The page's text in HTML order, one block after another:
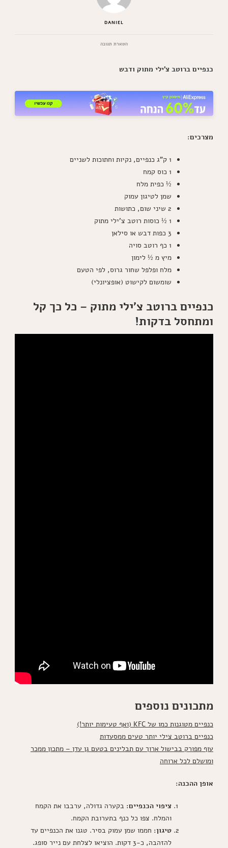
DANIEL
השארת תגובהבנושא
כנפיים ברוטב צ'ילי מתוק ודבש
מצרכים:
1 ק"ג כנפיים, נקיות וחתוכות לשניים
1 כוס קמח
½ כפית מלח
שמן לטיגון עמוק
2 שיני שום, כתושות
1 ½ כוסות רוטב צ'ילי מתוק
3 כפות דבש או סילאן
1 כף רוטב סויה
מיץ מ ½ לימון
מלח ופלפל שחור גרוס, לפי הטעם
שומשום לקישוט (אופציונלי)
כנפיים ברוטב צ'ילי מתוק – כל כך קל
ומתחסל בדקות!
מתכונים נוספים
כנפיים מטוגנות כמו של KFC (ואף טעימות יותר!)
כנפיים ברוטב צילי יותר טעים ממסעדות
עוף מפורק בבישול ארוך עם תבלינים בטעם גן עדן – מתכון ממכר
ומושלם לכל ארוחה
אופן ההכנה:
ציפוי הכנפיים: בקערה גדולה, ערבבו את הקמח
והמלח. צפו כל כנף בתערובת הקמח.
טיגון: חממו שמן עמוק בסיר. טגנו את הכנפיים עד
להזהבה, כ-3 דקות. הוציאו לצלחת עם נייר סופג.